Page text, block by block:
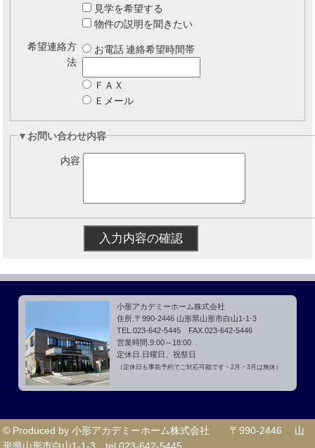
見学を希望する
物件の説明を聞きたい
希望連絡方
法
お電話 連絡希望時間帯
ＦＡＸ
Ｅメール
▼お問い合わせ内容
内容
小形アカデミーホーム株式会社
住所.〒990-2446 山形県山形市白山1-1-3
TEL.023-642-5445 FAX.023-642-5446
営業時間.9:00～18:00
定休日.日曜日、祝祭日
（定休日も事前予約でご対応可能です・2月・3月は無休）
© Produced by 小形アカデミーホーム株式会社 〒990-2446 山